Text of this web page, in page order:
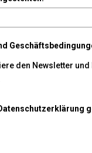
den Newsletter und